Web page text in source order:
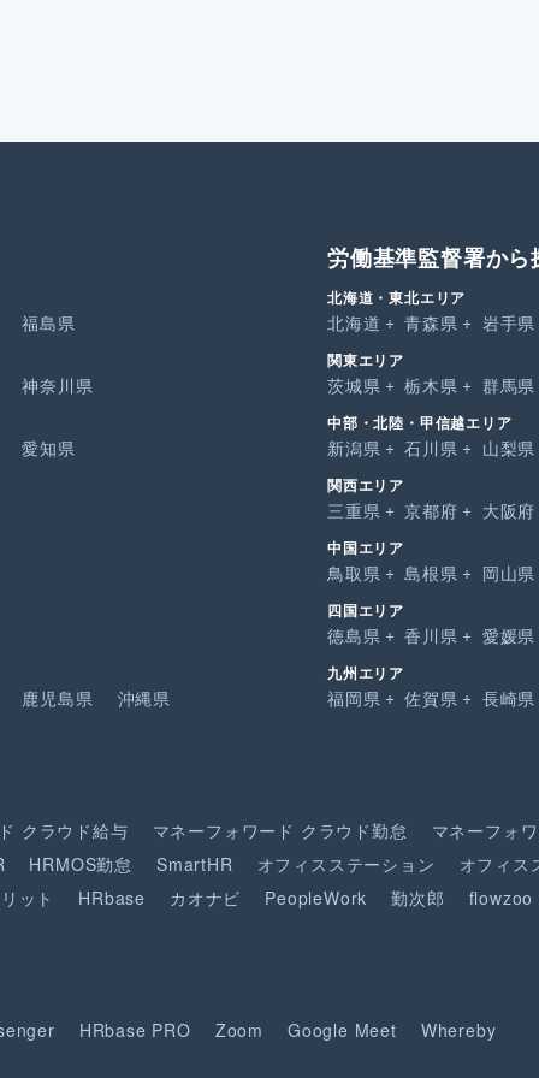
福島県
神奈川県
愛知県
鹿児島県 沖縄県
労働基準監督署から
北海道・東北エリア
北海道 青森県 岩手県
関東エリア
茨城県 栃木県 群馬県
中部・北陸・甲信越エリア
新潟県 石川県 山梨県
関西エリア
三重県 京都府 大阪府
中国エリア
鳥取県 島根県 岡山県
四国エリア
徳島県 香川県 愛媛県
九州エリア
福岡県 佐賀県 長崎県
クラウド給与 マネーフォワード クラウド勤怠
マネーフォ
HRMOS勤怠 SmartHR オフィスステーション
オフィス
ット
HRbase カオナビ PeopleWork 勤次郎 flowzoo
HRbase PRO Zoom Google Meet Whereby